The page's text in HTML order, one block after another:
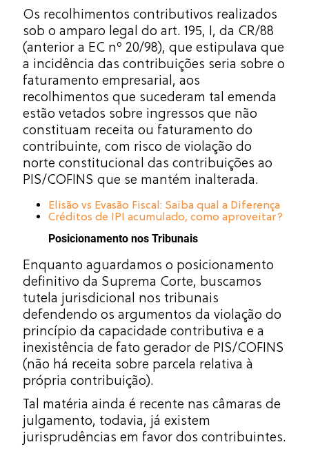
Os recolhimentos contributivos realizados
sob o amparo legal do art. 195, I, da CR/88
(anterior a EC nº 20/98), que estipulava que
a incidência das contribuições seria sobre o
faturamento empresarial, aos
recolhimentos que sucederam tal emenda
estão vetados sobre ingressos que não
constituam receita ou faturamento do
contribuinte, com risco de violação do
norte constitucional das contribuições ao
PIS/COFINS que se mantém inalterada.
Elisão vs Evasão Fiscal: Saiba qual a Diferença
Créditos de IPI acumulado, como aproveitar?
Posicionamento nos Tribunais
Enquanto aguardamos o posicionamento
definitivo da Suprema Corte, buscamos
tutela jurisdicional nos tribunais
defendendo os argumentos da violação do
princípio da capacidade contributiva e a
inexistência de fato gerador de PIS/COFINS
(não há receita sobre parcela relativa à
própria contribuição).
Tal matéria ainda é recente nas câmaras de
julgamento, todavia, já existem
jurisprudências em favor dos contribuintes.